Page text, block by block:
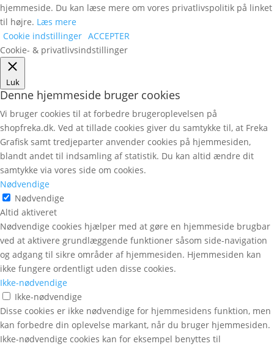
hjemmeside. Du kan læse mere om vores privatlivspolitik på linket
til højre. Læs mere
Cookie indstillinger ACCEPTER
Cookie- & privatlivsindstillinger
Luk
Denne hjemmeside bruger cookies
Vi bruger cookies til at forbedre brugeroplevelsen på
shopfreka.dk. Ved at tillade cookies giver du samtykke til, at Freka
Grafisk samt tredjeparter anvender cookies på hjemmesiden,
blandt andet til indsamling af statistik. Du kan altid ændre dit
samtykke via vores side om cookies.
Nødvendige
Nødvendige
Altid aktiveret
Nødvendige cookies hjælper med at gøre en hjemmeside brugbar
ved at aktivere grundlæggende funktioner såsom side-navigation
og adgang til sikre områder af hjemmesiden. Hjemmesiden kan
ikke fungere ordentligt uden disse cookies.
Ikke-nødvendige
Ikke-nødvendige
Disse cookies er ikke nødvendige for hjemmesidens funktion, men
kan forbedre din oplevelse markant, når du bruger hjemmesiden.
Ikke-nødvendige cookies kan for eksempel benyttes til